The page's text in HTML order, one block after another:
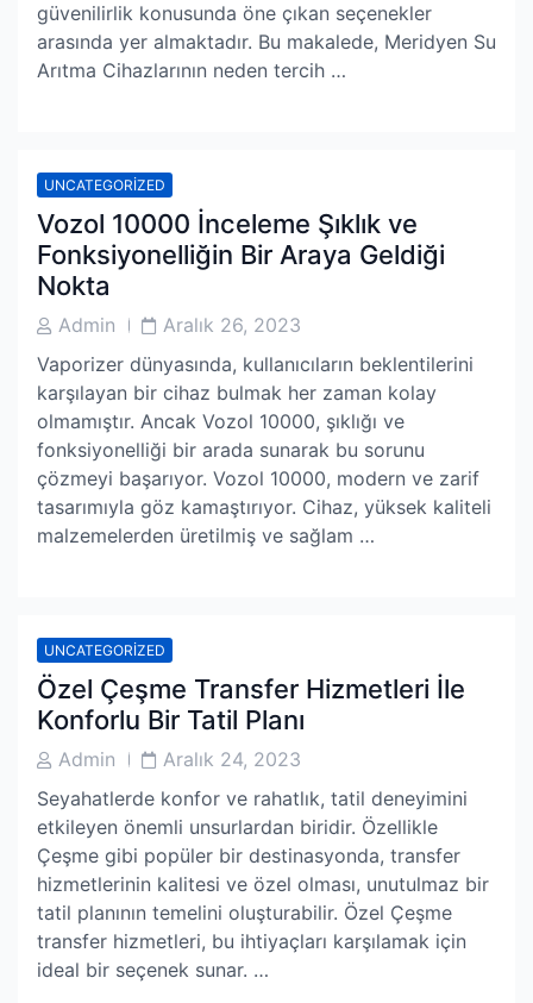
güvenilirlik konusunda öne çıkan seçenekler
arasında yer almaktadır. Bu makalede, Meridyen Su
Arıtma Cihazlarının neden tercih …
UNCATEGORIZED
Vozol 10000 İnceleme Şıklık ve
Fonksiyonelliğin Bir Araya Geldiği
Nokta
PostAdmin
PostAralık 26, 2023
Vaporizer dünyasında, kullanıcıların beklentilerini
karşılayan bir cihaz bulmak her zaman kolay
olmamıştır. Ancak Vozol 10000, şıklığı ve
fonksiyonelliği bir arada sunarak bu sorunu
çözmeyi başarıyor. Vozol 10000, modern ve zarif
tasarımıyla göz kamaştırıyor. Cihaz, yüksek kaliteli
malzemelerden üretilmiş ve sağlam …
UNCATEGORIZED
Özel Çeşme Transfer Hizmetleri İle
Konforlu Bir Tatil Planı
PostAdmin
PostAralık 24, 2023
Seyahatlerde konfor ve rahatlık, tatil deneyimini
etkileyen önemli unsurlardan biridir. Özellikle
Çeşme gibi popüler bir destinasyonda, transfer
hizmetlerinin kalitesi ve özel olması, unutulmaz bir
tatil planının temelini oluşturabilir. Özel Çeşme
transfer hizmetleri, bu ihtiyaçları karşılamak için
ideal bir seçenek sunar. …